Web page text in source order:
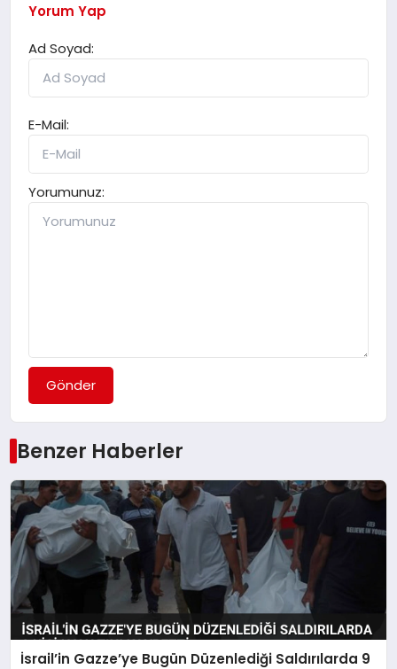
Yorum Yap
Ad Soyad:
E-Mail:
Yorumunuz:
Gönder
Benzer Haberler
İsrail’in Gazze’ye Bugün Düzenlediği Saldırılarda 9